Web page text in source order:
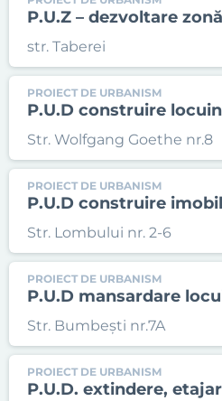
P.U.Z – dezvoltare
str. Taberei
PROIECT DE URBANISM
P.U.D construire
Str. Wolfgang Goethe nr.8
PROIECT DE URBANISM
P.U.D construire
Str. Lombului nr. 2-6
PROIECT DE URBANISM
P.U.D mansardare
Str. Bumbești nr.7A
PROIECT DE URBANISM
P.U.D. extindere,